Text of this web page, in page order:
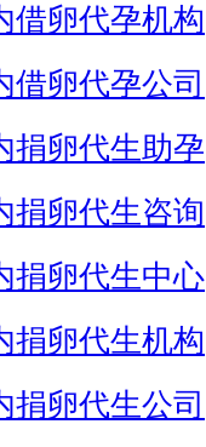
借卵代孕机构
借卵代孕公司
捐卵代生助孕
捐卵代生咨询
捐卵代生中心
捐卵代生机构
捐卵代生公司